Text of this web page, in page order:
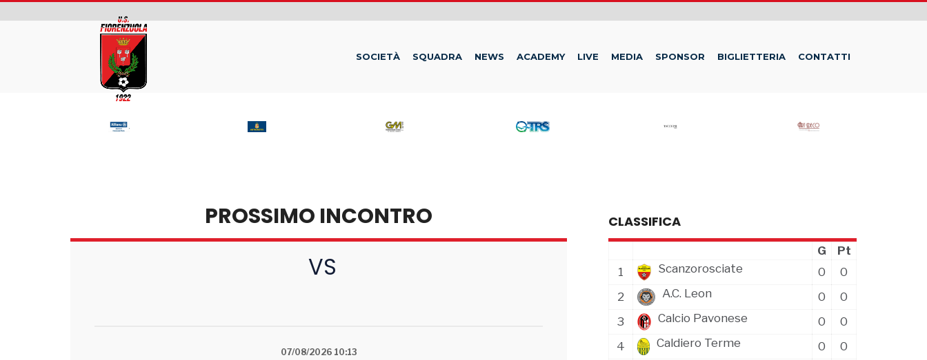
SOCIETÀ SQUADRA NEWS ACADEMY LIVE MEDIA SPONSOR BIGLIETTERIA CONTATTI
2026/2027PROSSIMO INCONTRO
07/08/2026 10:13
CLASSIFICA
G
Pt
1
Scanzorosciate 0
0
2
A.C. Leon 0
0
3
Calcio Pavonese 0
0
4
Caldiero Terme 0
0